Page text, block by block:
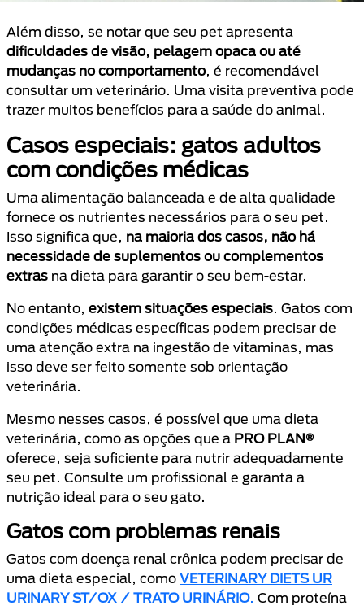
Além disso, se notar que seu pet apresenta
dificuldades de visão, pelagem opaca ou até
mudanças no comportamento, é recomendável
consultar um veterinário. Uma visita preventiva pode
trazer muitos benefícios para a saúde do animal.
Casos especiais: gatos adultos
com condições médicas
Uma alimentação balanceada e de alta qualidade
fornece os nutrientes necessários para o seu pet.
Isso significa que, na maioria dos casos, não há
necessidade de suplementos ou complementos
extras na dieta para garantir o seu bem-estar.
No entanto, existem situações especiais. Gatos com
condições médicas específicas podem precisar de
uma atenção extra na ingestão de vitaminas, mas
isso deve ser feito somente sob orientação
veterinária.
Mesmo nesses casos, é possível que uma dieta
veterinária, como as opções que a PRO PLAN®
oferece, seja suficiente para nutrir adequadamente
seu pet. Consulte um profissional e garanta a
nutrição ideal para o seu gato.
Gatos com problemas renais
Gatos com doença renal crônica podem precisar de
uma dieta especial, como VETERINARY DIETS UR
URINARY ST/OX / TRATO URINÁRIO. Com proteína